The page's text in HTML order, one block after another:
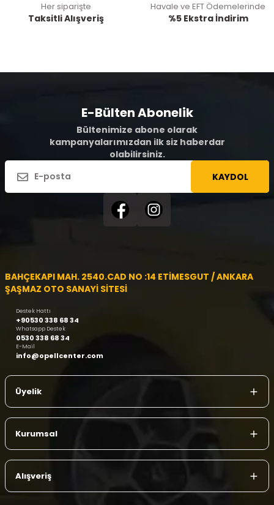
Her siparişte
Taksitli Alışveriş
Havale ve EFT Ödemelerinde
%5 Ekstra İndirim
E-Bülten Abonelik
Bültenimize abone olarak
kampanyalarımızdan ilk siz haberdar
olabilirsiniz.
KAYDOL
BAHÇEKAPI MAH. 2540.CAD NO :14 ETİMESGUT / ANKARA
ŞAŞMAZ OTO SANAYİ SİTESİ
Destek Hattı
+90530 338 68 34
Whatsapp Destek
0530 338 68 34
E-Mail
info@opellcenter.com
Üyelik
Kurumsal
Alışveriş